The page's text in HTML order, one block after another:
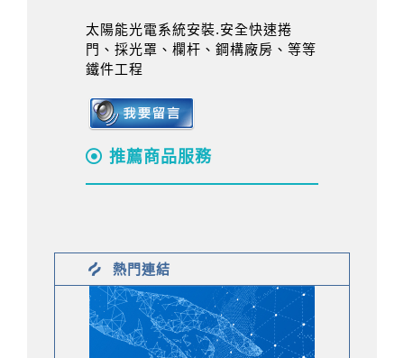
太陽能光電系統安裝.安全快速捲
門、採光罩、欄杆、鋼構廠房、等等
鐵件工程
推薦商品服務
熱門連結